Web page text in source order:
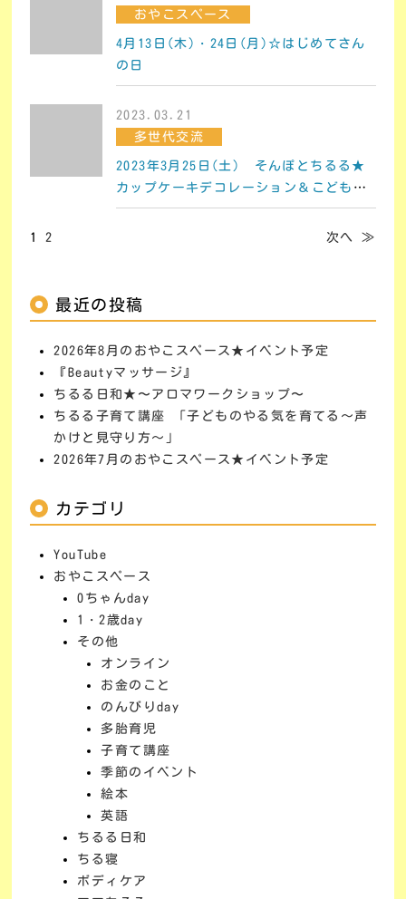
おやこスペース
4月13日(木)・24日(月)☆はじめてさん
の日
2023.03.21
多世代交流
2023年3月25日(土) そんぽとちるる★
カップケーキデコレーション＆こども食
堂
1 2 次へ ≫
最近の投稿
2026年8月のおやこスペース★イベント予定
『Beautyマッサージ』
ちるる日和★〜アロマワークショップ〜
ちるる子育て講座 「子どものやる気を育てる～声
かけと見守り方～」
2026年7月のおやこスペース★イベント予定
カテゴリ
YouTube
おやこスペース
0ちゃんday
1・2歳day
その他
オンライン
お金のこと
のんびりday
多胎育児
子育て講座
季節のイベント
絵本
英語
ちるる日和
ちる寝
ボディケア